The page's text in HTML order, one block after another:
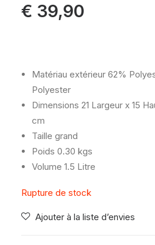
€ 39,90
Matériau extérieur 62%
Polyester
Dimensions 21 Largeur x 15
cm
Taille grand
Poids 0.30 kgs
Volume 1.5 Litre
Rupture de stock
Ajouter à la liste d’envies